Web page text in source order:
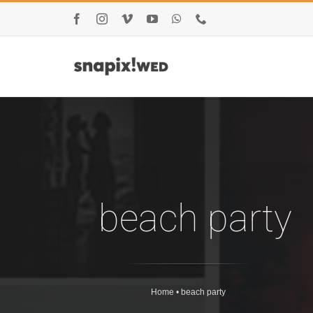
FacebookInstagram
VimeoYouTubeWhatsApp
beach party
Home • beach party